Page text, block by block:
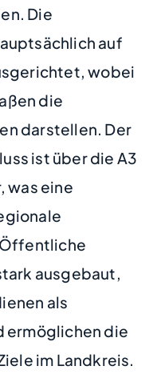
Die
auf
wobei
die
darstellen. Der
ist über die A3
was eine
ausgebaut,
als
ermöglichen die
im Landkreis.